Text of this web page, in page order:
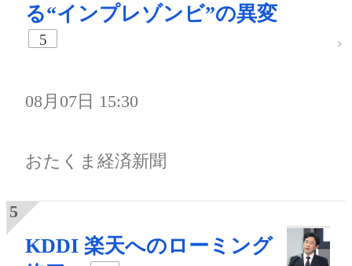
る“インプレゾンビ”の異変
5
08月07日 15:30
おたくま経済新聞
KDDI 楽天へのローミング